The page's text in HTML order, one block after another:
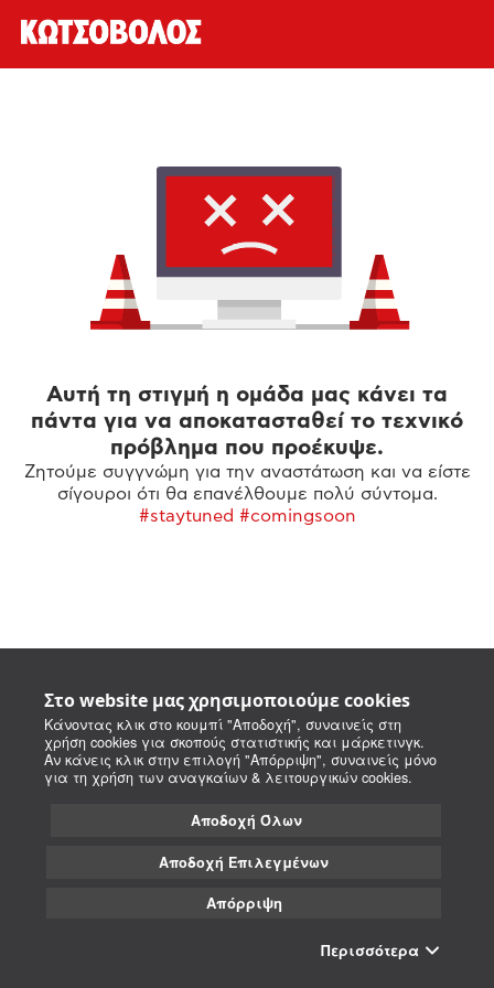
Στο website μας χρησιμοποιούμε cookies
Κάνοντας κλικ στο κουμπί "Αποδοχή", συναινείς στη
χρήση cookies για σκοπούς στατιστικής και μάρκετινγκ.
Αν κάνεις κλικ στην επιλογή "Απόρριψη", συναινείς μόνο
για τη χρήση των αναγκαίων & λειτουργικών cookies.
Αποδοχή Όλων
Αποδοχή Επιλεγμένων
Απόρριψη
Περισσότερα
Αυτή τη στιγμή η ομάδα μας κάνει τα
πάντα για να αποκατασταθεί το τεχνικό
πρόβλημα που προέκυψε.
Ζητούμε συγγνώμη για την αναστάτωση και να είστε
σίγουροι ότι θα επανέλθουμε πολύ σύντομα.
#staytuned #comingsoon